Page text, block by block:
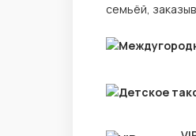
семьёй,